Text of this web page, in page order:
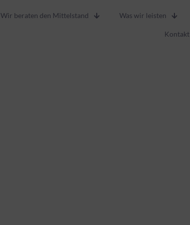
Wir beraten den Mittelstand Was wir leisten
Kontakt